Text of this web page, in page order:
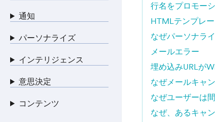
行名をプロモー
HTMLテンプレ
なぜパーソナラ
メールエラー
埋め込みURLが
なぜメールキャ
なぜユーザーは
なぜ、あるキャ
通知
パーソナライズ
インテリジェンス
意思決定
コンテンツ